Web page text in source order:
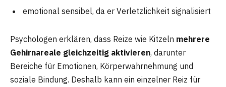
emotional sensibel, da er Verletzlichkeit signalisiert
Psychologen erklären, dass Reize wie Kitzeln mehrere
Gehirnareale gleichzeitig aktivieren, darunter
Bereiche für Emotionen, Körperwahrnehmung und
soziale Bindung. Deshalb kann ein einzelner Reiz für